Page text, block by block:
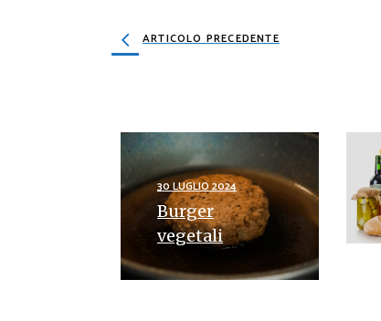
ARTICOLO PRECEDENTE
30 LUGLIO 2024
Burger
vegetali